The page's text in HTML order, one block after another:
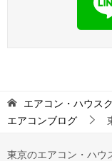
エアコン・ハウス
エアコンブログ
東京のエアコン・ハウ